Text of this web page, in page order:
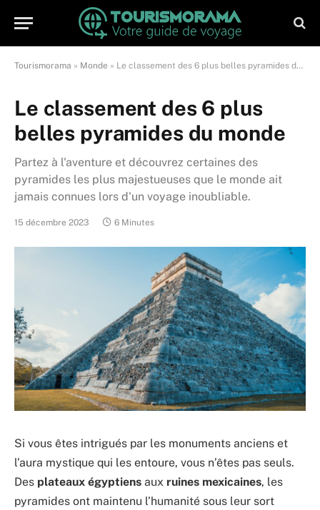
Tourismorama » Monde » Le classement des 6 plus belles pyramides du monde
Le classement des 6 plus
belles pyramides du monde
Partez à l'aventure et découvrez certaines des
pyramides les plus majestueuses que le monde ait
jamais connues lors d'un voyage inoubliable.
15 décembre 2023 6 Minutes
Si vous êtes intrigués par les monuments anciens et
l’aura mystique qui les entoure, vous n’êtes pas seuls.
Des plateaux égyptiens aux ruines mexicaines, les
pyramides ont maintenu l’humanité sous leur sort